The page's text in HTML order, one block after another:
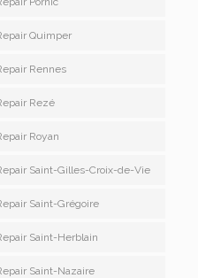
Quimper
Rennes
Rezé
Royan
Saint-Gilles-Croix-de-Vie
Saint-Grégoire
Saint-Herblain
Saint-Nazaire